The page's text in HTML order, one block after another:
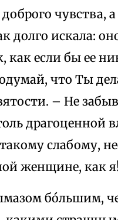
чувства,
долго искала:
если бы ее
что Ты
– Не
драгоценной
слабому,
женщине, как
бóльшим,